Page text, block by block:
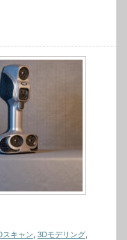
スキャン 3Dモデリング